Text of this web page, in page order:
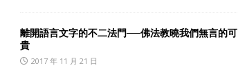
離開語言文字的不二法門──佛法教曉我們無言的可
貴
2017 年 11 月 21 日